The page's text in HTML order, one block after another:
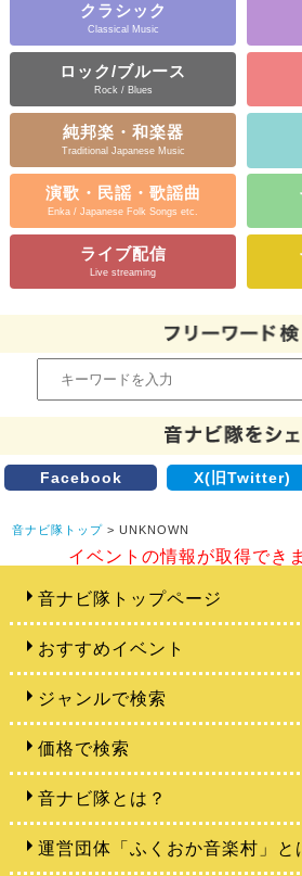
クラシック
Classical Music
ロック/ブルース
Rock / Blues
純邦楽・和楽器
Traditional Japanese Music
演歌・民謡・歌謡曲
Enka / Japanese Folk Songs etc.
ライブ配信
Live streaming
Facebook X(旧Twitter)
音ナビ隊トップ > UNKNOWN
イベントの情報が取得でき
音ナビ隊トップページ
おすすめイベント
ジャンルで検索
価格で検索
音ナビ隊とは？
運営団体「ふくおか音楽村」と